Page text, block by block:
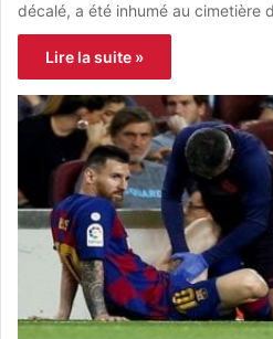
décalé, a été inhumé au cimetière
Lire la suite »